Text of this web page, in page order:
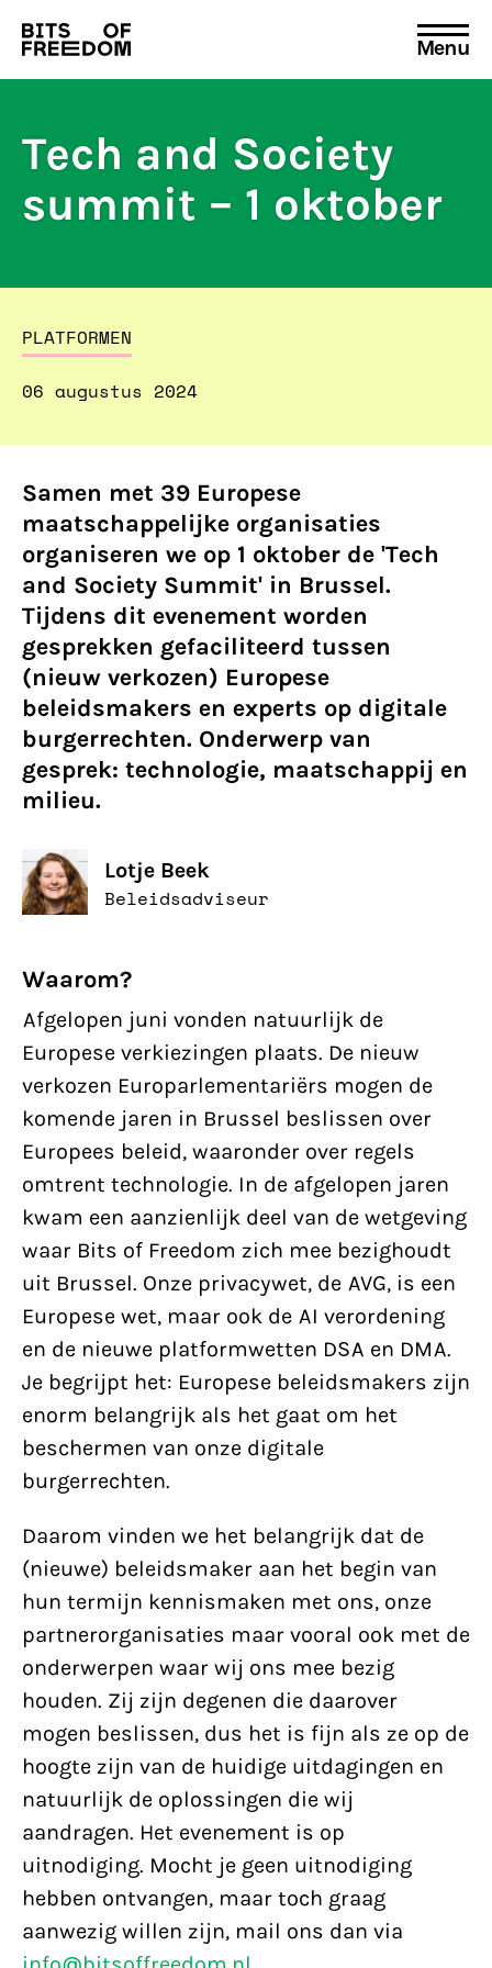
Search
for:
Menu
Tech and Society
summit – 1 oktober
PLATFORMEN
06 augustus 2024
Samen met 39 Europese
maatschappelijke organisaties
organiseren we op 1 oktober de 'Tech
and Society Summit' in Brussel.
Tijdens dit evenement worden
gesprekken gefaciliteerd tussen
(nieuw verkozen) Europese
beleidsmakers en experts op digitale
burgerrechten. Onderwerp van
gesprek: technologie, maatschappij en
milieu.
Lotje Beek
Beleidsadviseur
Waarom?
Afgelopen juni vonden natuurlijk de
Europese verkiezingen plaats. De nieuw
verkozen Europarlementariërs mogen de
komende jaren in Brussel beslissen over
Europees beleid, waaronder over regels
omtrent technologie. In de afgelopen jaren
kwam een aanzienlijk deel van de wetgeving
waar Bits of Freedom zich mee bezighoudt
uit Brussel. Onze privacywet, de AVG, is een
Europese wet, maar ook de AI verordening
en de nieuwe platformwetten DSA en DMA.
Je begrijpt het: Europese beleidsmakers zijn
enorm belangrijk als het gaat om het
beschermen van onze digitale
burgerrechten.
Daarom vinden we het belangrijk dat de
(nieuwe) beleidsmaker aan het begin van
hun termijn kennismaken met ons, onze
partnerorganisaties maar vooral ook met de
onderwerpen waar wij ons mee bezig
houden. Zij zijn degenen die daarover
mogen beslissen, dus het is fijn als ze op de
hoogte zijn van de huidige uitdagingen en
natuurlijk de oplossingen die wij
aandragen. Het evenement is op
uitnodiging. Mocht je geen uitnodiging
hebben ontvangen, maar toch graag
aanwezig willen zijn, mail ons dan via